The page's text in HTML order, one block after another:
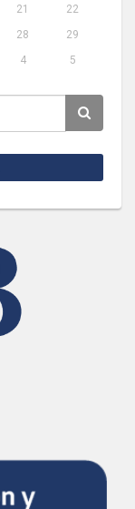
21
22
28
29
4 5